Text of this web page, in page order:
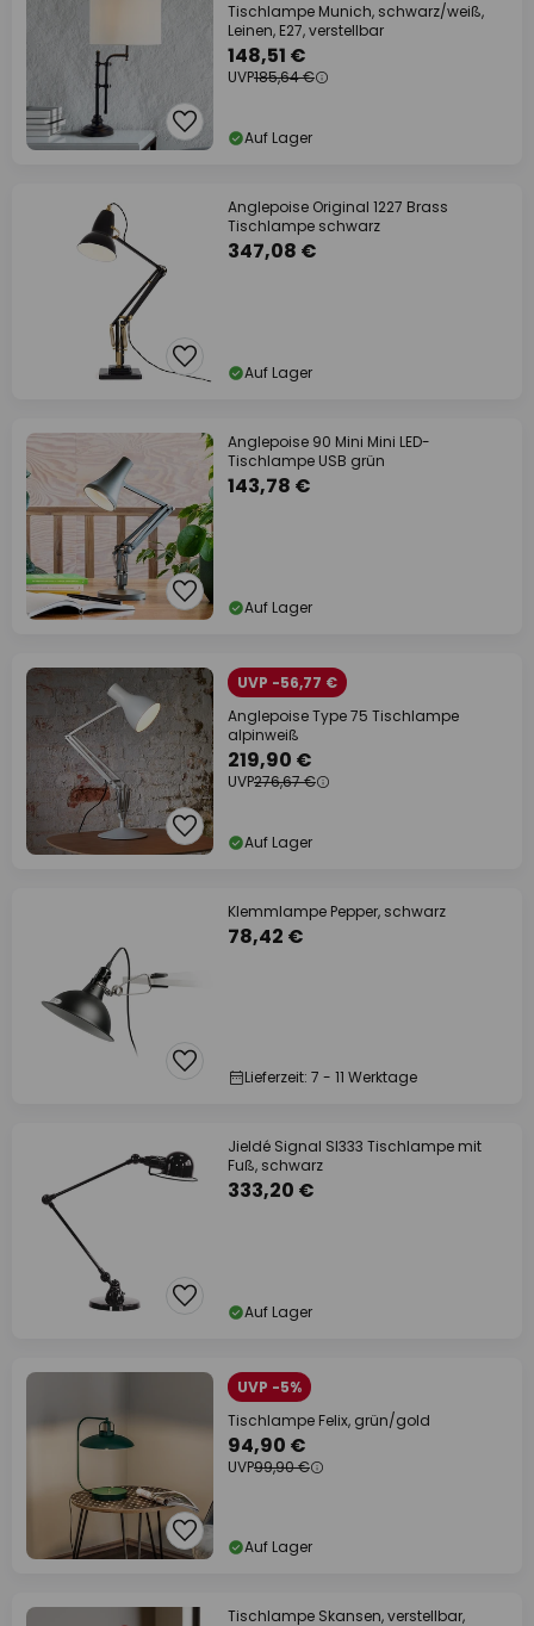
Tischlampe Munich, schwarz/weiß,
Leinen, E27, verstellbar
148,51 €
UVP185,64 €
Auf Lager
Anglepoise Original 1227 Brass
Tischlampe schwarz
347,08 €
Auf Lager
Anglepoise 90 Mini Mini LED-
Tischlampe USB grün
143,78 €
Auf Lager
UVP -56,77 €
Anglepoise Type 75 Tischlampe
alpinweiß
219,90 €
UVP276,67 €
Auf Lager
Klemmlampe Pepper, schwarz
78,42 €
Lieferzeit: 7 - 11 Werktage
Jieldé Signal SI333 Tischlampe mit
Fuß, schwarz
333,20 €
Auf Lager
UVP -5%
Tischlampe Felix, grün/gold
94,90 €
UVP99,90 €
Auf Lager
Tischlampe Skansen, verstellbar,